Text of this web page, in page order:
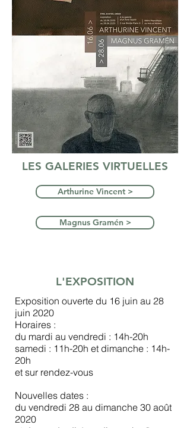
LES GALERIES VIRTUELLES
Arthurine Vincent >
Magnus Gramén >
L'EXPOSITION
Exposition ouverte du 16 juin au 28
juin 2020
Horaires :
du mardi au vendredi : 14h-20h
samedi : 11h-20h et dimanche : 14h-
20h
et sur rendez-vous
Nouvelles dates :
du vendredi 28 au dimanche 30 août
2020